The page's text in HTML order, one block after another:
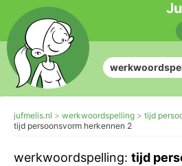
jufmelis.nl werkwoordspelling
tijd
tijd persoonsvorm herkennen 2
werkwoordspelling: tijd